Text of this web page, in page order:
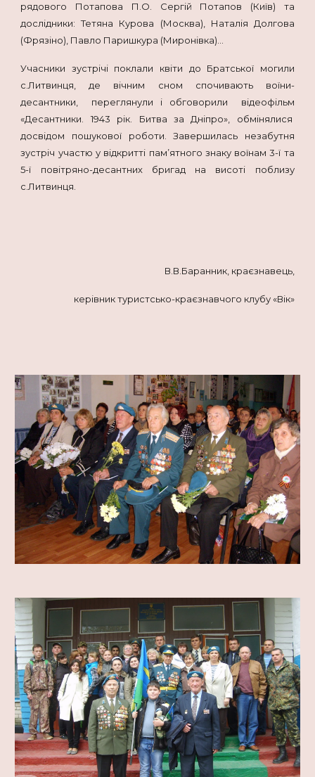
рядового Потапова П.О. Сергій Потапов (Київ) та
дослідники: Тетяна Курова (Москва), Наталія Долгова
(Фрязіно), Павло Паришкура (Миронівка)…
Учасники зустрічі поклали квіти до Братської могили
с.Литвинця, де вічним сном спочивають воїни-
десантники, переглянули і обговорили відеофільм
«Десантники. 1943 рік. Битва за Дніпро», обмінялися
досвідом пошукової роботи. Завершилась незабутня
зустріч участю у відкритті пам’ятного знаку воїнам 3-ї та
5-ї повітряно-десантних бригад на висоті поблизу
с.Литвинця.
В.В.Баранник, краєзнавець,
керівник туристсько-краєзнавчого клубу «Вік»